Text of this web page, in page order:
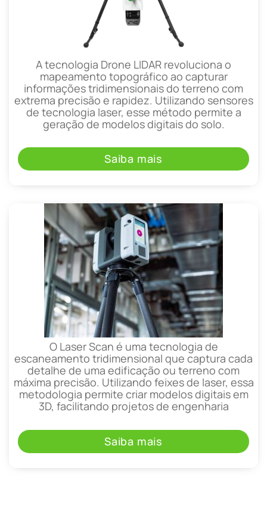
A tecnologia Drone LIDAR revoluciona o
mapeamento topográfico ao capturar
informações tridimensionais do terreno com
extrema precisão e rapidez. Utilizando sensores
de tecnologia laser, esse método permite a
geração de modelos digitais do solo.
Saiba mais
O Laser Scan é uma tecnologia de
escaneamento tridimensional que captura cada
detalhe de uma edificação ou terreno com
máxima precisão. Utilizando feixes de laser, essa
metodologia permite criar modelos digitais em
3D, facilitando projetos de engenharia
Saiba mais